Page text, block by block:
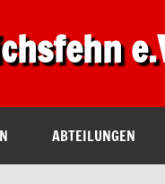
ABTEILUNGEN